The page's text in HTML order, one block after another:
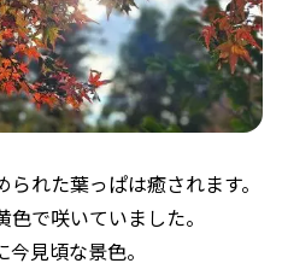
れた葉っぱは癒されます。
で咲いていました。
見頃な景色。